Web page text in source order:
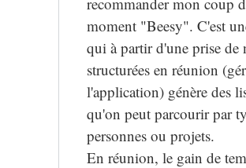
moment "Beesy". C'est
qui à partir d'une prise de
structurées en réunion
l'application) génère des
qu'on peut parcourir par
personnes ou projets.
En réunion, le gain de